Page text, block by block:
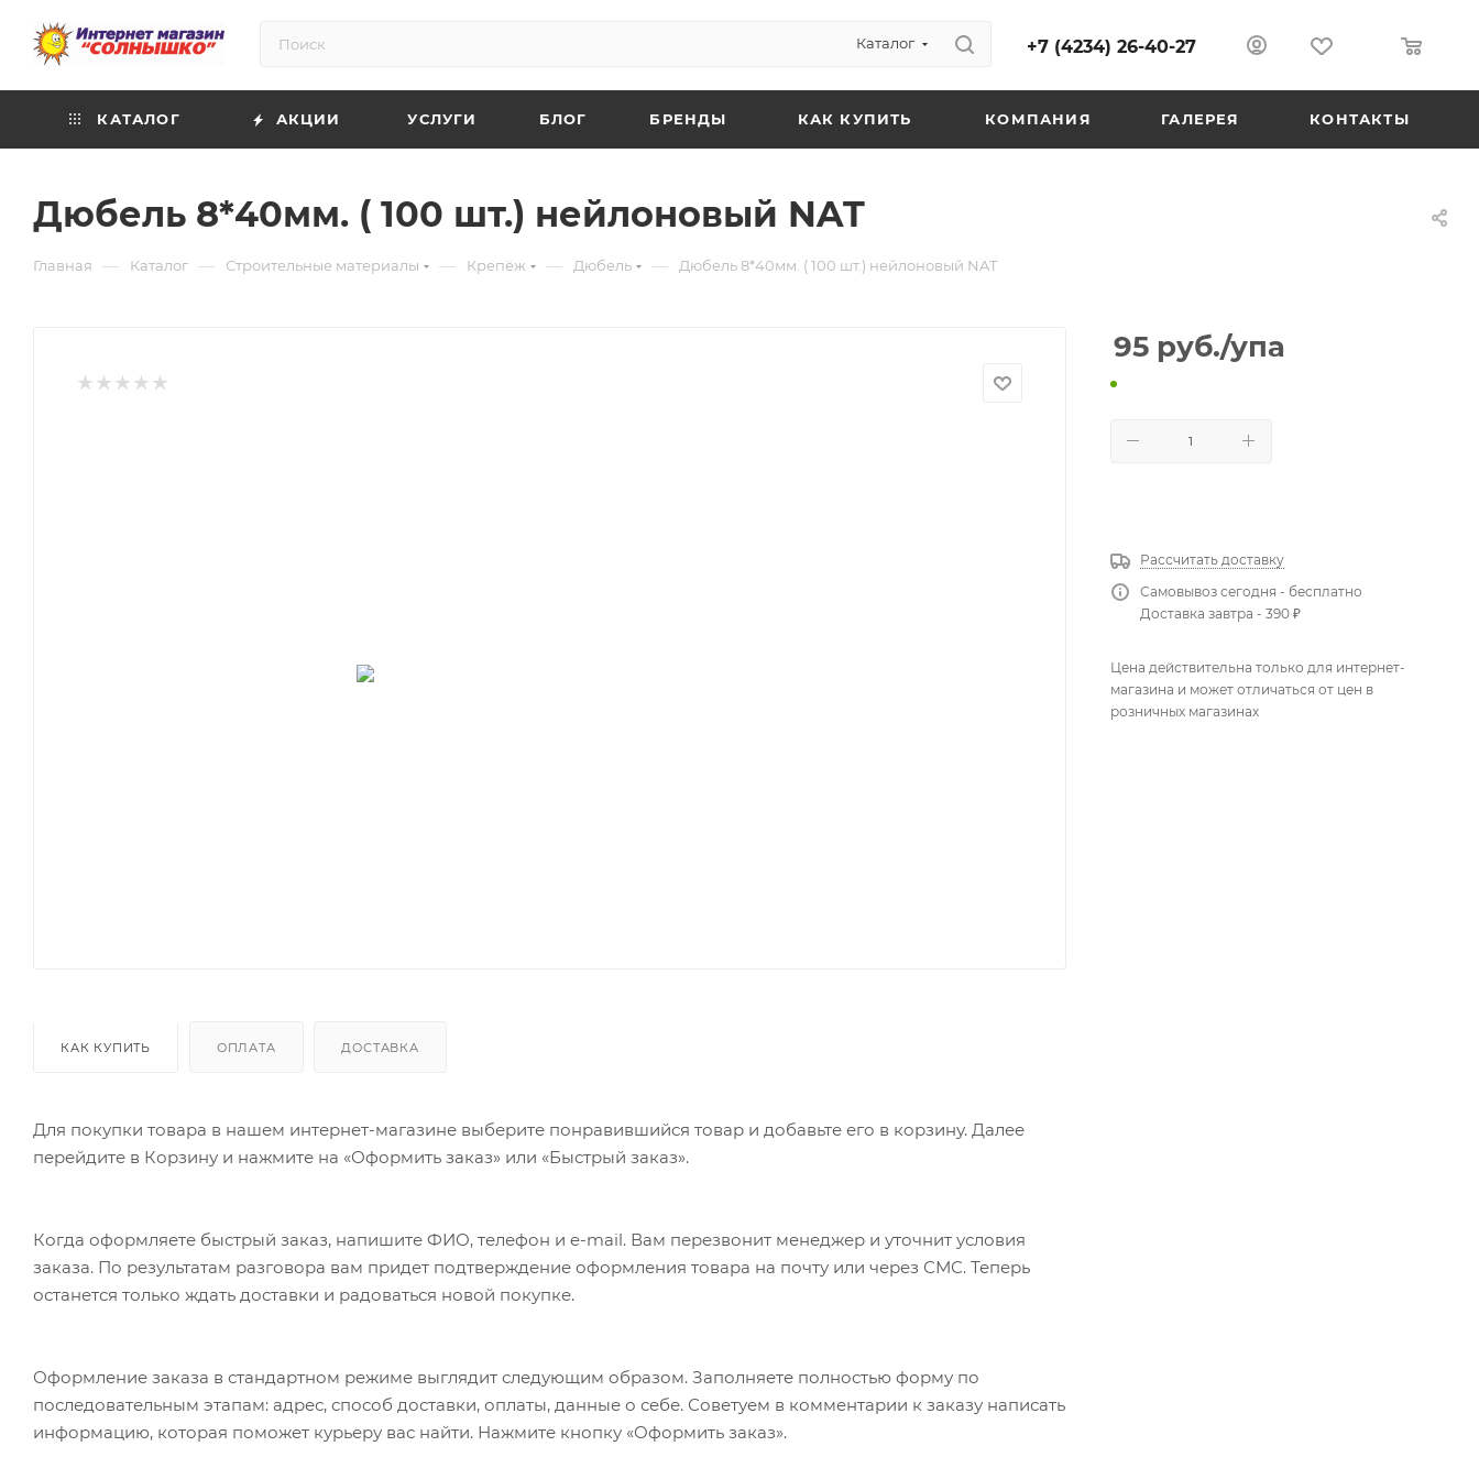
Каталог +7 (4234) 26-40-27
КАТАЛОГ АКЦИИ УСЛУГИ БЛОГ БРЕНДЫ КАК КУПИТЬ КОМПАНИЯ ГАЛЕРЕЯ КОНТАКТЫ
Дюбель 8*40мм. ( 100 шт.) нейлоновый NAT
Главная — Каталог — Строительные материалы — Крепёж — Дюбель — Дюбель 8*40мм. ( 100 шт.) нейлоновый NAT
КАК КУПИТЬ ОПЛАТА ДОСТАВКА
Для покупки товара в нашем интернет-магазине выберите понравившийся товар и добавьте его в корзину. Далее
перейдите в Корзину и нажмите на «Оформить заказ» или «Быстрый заказ».
Когда оформляете быстрый заказ, напишите ФИО, телефон и e-mail. Вам перезвонит менеджер и уточнит условия
заказа. По результатам разговора вам придет подтверждение оформления товара на почту или через СМС. Теперь
останется только ждать доставки и радоваться новой покупке.
Оформление заказа в стандартном режиме выглядит следующим образом. Заполняете полностью форму по
последовательным этапам: адрес, способ доставки, оплаты, данные о себе. Советуем в комментарии к заказу написать
информацию, которая поможет курьеру вас найти. Нажмите кнопку «Оформить заказ».
95 руб./упа
Рассчитать доставку
Самовывоз сегодня - бесплатно
Доставка завтра - 390 ₽
Цена действительна только для интернет-
магазина и может отличаться от цен в
розничных магазинах